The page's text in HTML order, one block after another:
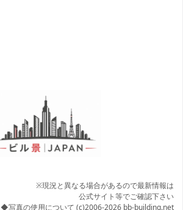
※現況と異なる場合があるので最新情報は
公式サイト等でご確認下さい
◆写真の使用について (c)2006-2026 bb-building.net